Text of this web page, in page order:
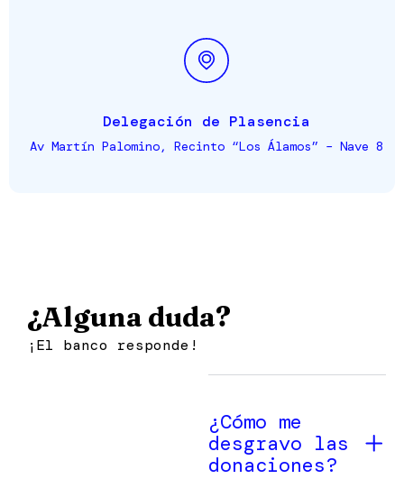
Delegación de Plasencia
Av Martín Palomino, Recinto “Los Álamos” – Nave 8
¿Alguna duda?
¡El banco responde!
¿Cómo me
desgravo las
donaciones?